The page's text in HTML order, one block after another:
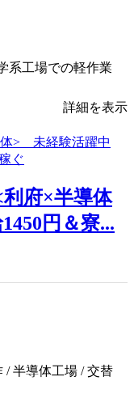
系工場での軽作業
詳細を表示
利府×半導体
円＆寮...
/ 半導体工場 / 交替